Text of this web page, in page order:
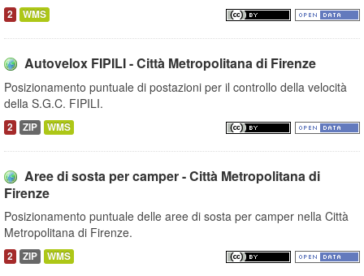
2 WMS
Autovelox FIPILI - Città Metropolitana di Firenze
Posizionamento puntuale di postazioni per il controllo della velocità
della S.G.C. FIPILI.
2 ZIP WMS
Aree di sosta per camper - Città Metropolitana di
Firenze
Posizionamento puntuale delle aree di sosta per camper nella Città
Metropolitana di Firenze.
2 ZIP WMS